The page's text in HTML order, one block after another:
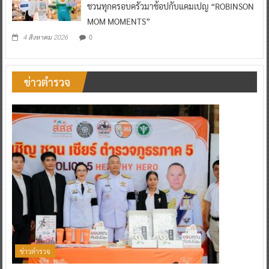
ชวนทุกครอบครัวมาช้อปกับแคมเปญ “ROBINSON
MOM MOMENTS”
4 สิงหาคม 2026 0
ข่าวตำรวจ
ข่าวตำรวจ